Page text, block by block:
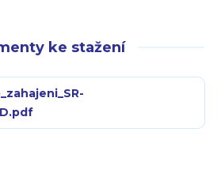
ke stažení